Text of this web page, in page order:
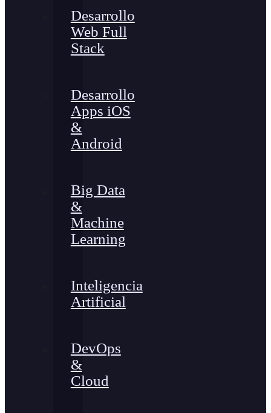
Desarrollo
Web Full
Stack
Desarrollo
Apps iOS
&
Android
Big Data
&
Machine
Learning
Inteligencia
Artificial
DevOps
&
Cloud